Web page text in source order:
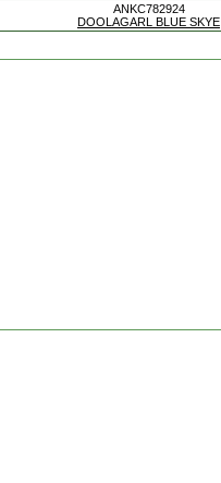
ANKC782924
DOOLAGARL BLUE SKYE